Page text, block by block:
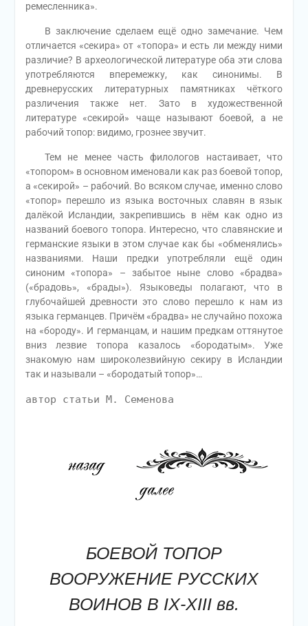
ремесленника».
В заключение сделаем ещё одно замечание. Чем
отличается «секира» от «топора» и есть ли между ними
различие? В археологической литературе оба эти слова
употребляются вперемежку, как синонимы. В
древнерусских литературных памятниках чёткого
различения также нет. Зато в художественной
литературе «секирой» чаще называют боевой, а не
рабочий топор: видимо, грознее звучит.
Тем не менее часть филологов настаивает, что
«топором» в основном именовали как раз боевой топор,
а «секирой» – рабочий. Во всяком случае, именно слово
«топор» перешло из языка восточных славян в язык
далёкой Исландии, закрепившись в нём как одно из
названий боевого топора. Интересно, что славянские и
германские языки в этом случае как бы «обменялись»
названиями. Наши предки употребляли ещё один
синоним «топора» – забытое ныне слово «брадва»
(«брадовь», «брады»). Языковеды полагают, что в
глубочайшей древности это слово перешло к нам из
языка германцев. Причём «брадва» не случайно похожа
на «бороду». И германцам, и нашим предкам оттянутое
вниз лезвие топора казалось «бородатым». Уже
знакомую нам широколезвийную секиру в Исландии
так и называли – «бородатый топор»…
автор статьи М. Семенова
БОЕВОЙ ТОПОР
ВООРУЖЕНИЕ РУССКИХ
ВОИНОВ В IX-XIII вв.